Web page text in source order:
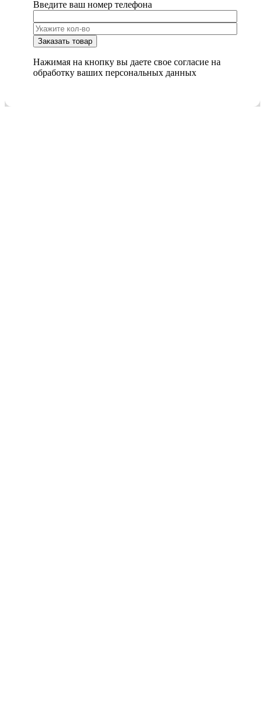
Введите ваш номер телефона
Нажимая на кнопку вы даете свое согласие на
обработку ваших персональных данных